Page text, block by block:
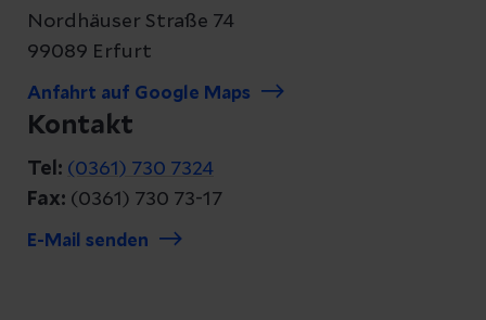
Nordhäuser Straße 74
99089 Erfurt
Anfahrt auf Google Maps
Kontakt
Tel: (0361) 730 7324
Fax: (0361) 730 73-17
E-Mail senden